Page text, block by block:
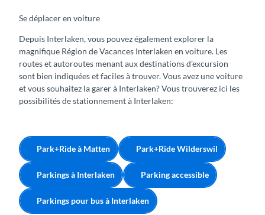
Se déplacer en voiture
Depuis Interlaken, vous pouvez également explorer la
magnifique Région de Vacances Interlaken en voiture. Les
routes et autoroutes menant aux destinations d’excursion
sont bien indiquées et faciles à trouver. Vous avez une voiture
et vous souhaitez la garer à Interlaken? Vous trouverez ici les
possibilités de stationnement à Interlaken:
Park+Ride à Matten Park+Ride Wilderswil
Parkings à Interlaken Parking accessible
Parkings pour bus à Interlaken